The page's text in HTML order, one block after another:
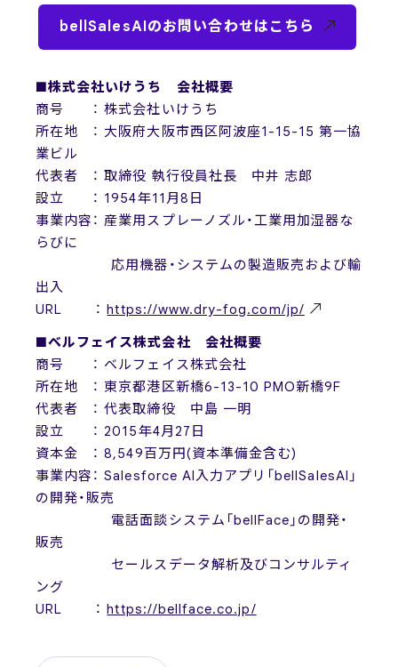
bellSalesAIのお問い合わせはこちら
■株式会社いけうち 会社概要
商号 ： 株式会社いけうち
所在地 ： 大阪府大阪市西区阿波座1-15-15 第一協
業ビル
代表者 ： 取締役 執行役員社長 中井 志郎
設立 ： 1954年11月8日
事業内容： 産業用スプレーノズル・工業用加湿器な
らびに
応用機器・システムの製造販売および輸
出入
URL ：https://www.dry-fog.com/jp/
■ベルフェイス株式会社 会社概要
商号 ： ベルフェイス株式会社
所在地 ： 東京都港区新橋6-13-10 PMO新橋9F
代表者 ： 代表取締役 中島 一明
設立 ： 2015年4月27日
資本金 ： 8,549百万円(資本準備金含む)
事業内容： Salesforce AI入力アプリ「bellSalesAI」
の開発・販売
電話面談システム「bellFace」の開発・
販売
セールスデータ解析及びコンサルティ
ング
URL ：https://bellface.co.jp/